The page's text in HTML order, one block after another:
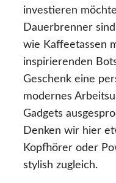
investieren
Dauerbrenner
wie Kaffeetassen
inspirierenden
Geschenk eine
modernes
Gadgets
Denken wir hier
Kopfhörer oder
stylish zugleich.